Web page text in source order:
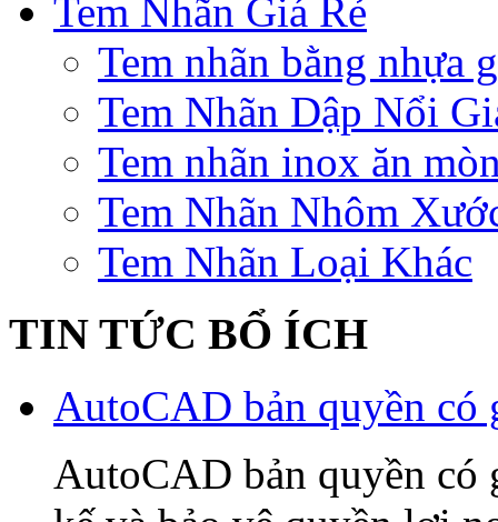
Tem Nhãn Giá Rẻ
Tem nhãn bằng nhựa
Tem Nhãn Dập Nổi
Tem nhãn inox ăn
Tem Nhãn Nhôm
Tem Nhãn Loại Khác
TIN TỨC BỔ ÍCH
AutoCAD bản quyền có
AutoCAD bản quyền có